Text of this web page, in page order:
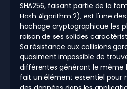
SHA256, faisant partie de la
Hash Algorithm 2), est l'une
hachage cryptographique les
raison de ses solides
Sa résistance aux collisions
quasiment impossible de
différentes générant le même
fait un élément essentiel pour